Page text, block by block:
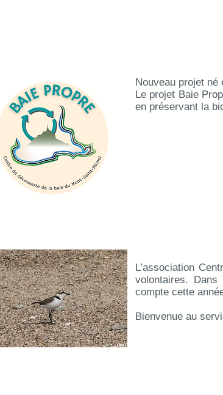
Nouveau projet né
Le projet Baie
en préservant la
L’association
volontaires.
compte cette
Bienvenue au